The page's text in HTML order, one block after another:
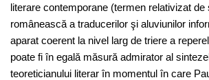
literare contemporane (termen relativizat de
românească a traducerilor şi aluviunilor
aparat coerent la nivel larg de triere a
poate fi în egală măsură admirator al
teoreticianului literar în momentul în care